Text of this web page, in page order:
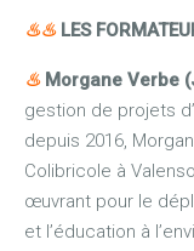
♨♨LES
♨ Morgane Verbe
gestion de projets
depuis 2016,
Colibricole à
œuvrant pour le
et l’éducation à